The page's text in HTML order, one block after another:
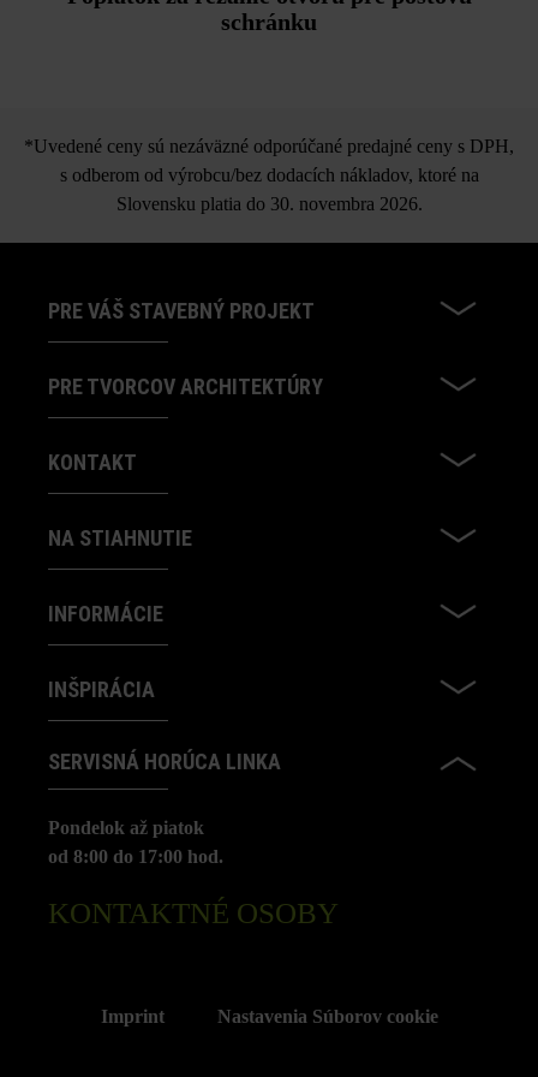
schránku
*Uvedené ceny sú nezáväzné odporúčané predajné ceny s DPH,
s odberom od výrobcu/bez dodacích nákladov, ktoré na
Slovensku platia do 30. novembra 2026.
PRE VÁŠ STAVEBNÝ PROJEKT
PRE TVORCOV ARCHITEKTÚRY
KONTAKT
NA STIAHNUTIE
INFORMÁCIE
INŠPIRÁCIA
SERVISNÁ HORÚCA LINKA
Pondelok až piatok
od 8:00 do 17:00 hod.
KONTAKTNÉ OSOBY
Imprint Nastavenia Súborov cookie